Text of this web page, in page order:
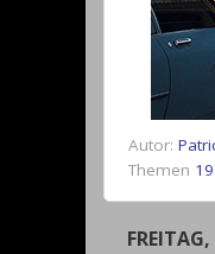
Autor:
Themen